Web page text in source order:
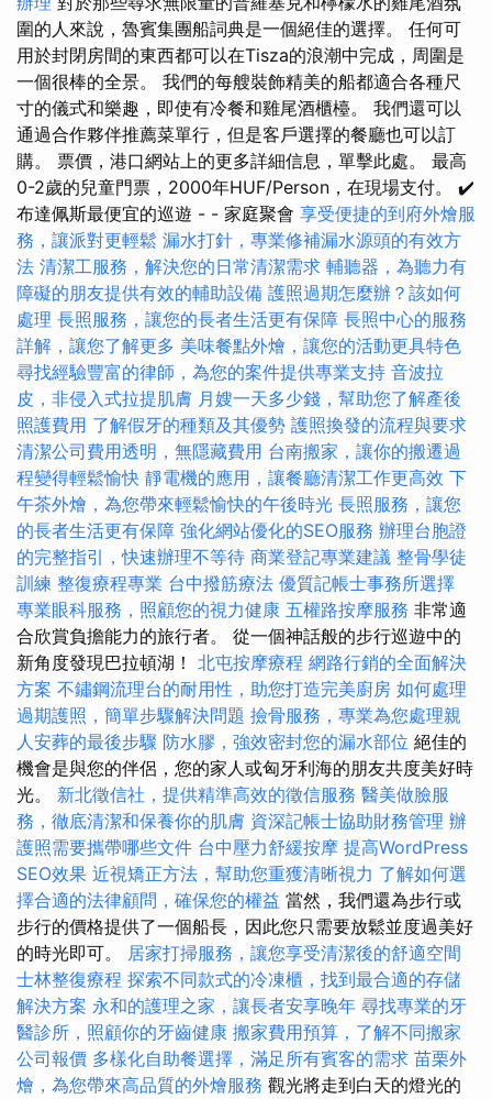
圍的人來說，魯賓集團船詞典是一個絕佳的選擇。 任何可
用於封閉房間的東西都可以在Tisza的浪潮中完成，周圍是
一個很棒的全景。 我們的每艘裝飾精美的船都適合各種尺
寸的儀式和樂趣，即使有冷餐和雞尾酒櫃檯。 我們還可以
通過合作夥伴推薦菜單行，但是客戶選擇的餐廳也可以訂
購。 票價，港口網站上的更多詳細信息，單擊此處。 最高
0-2歲的兒童門票，2000年HUF/Person，在現場支付。 ✔️
布達佩斯最便宜的巡遊 - - 家庭聚會 享受便捷的到府外燴服
務，讓派對更輕鬆 漏水打針，專業修補漏水源頭的有效方
法 清潔工服務，解決您的日常清潔需求 輔聽器，為聽力有
障礙的朋友提供有效的輔助設備 護照過期怎麼辦？該如何
處理 長照服務，讓您的長者生活更有保障 長照中心的服務
詳解，讓您了解更多 美味餐點外燴，讓您的活動更具特色
尋找經驗豐富的律師，為您的案件提供專業支持 音波拉
皮，非侵入式拉提肌膚 月嫂一天多少錢，幫助您了解產後
照護費用 了解假牙的種類及其優勢 護照換發的流程與要求
清潔公司費用透明，無隱藏費用 台南搬家，讓你的搬遷過
程變得輕鬆愉快 靜電機的應用，讓餐廳清潔工作更高效 下
午茶外燴，為您帶來輕鬆愉快的午後時光 長照服務，讓您
的長者生活更有保障 強化網站優化的SEO服務 辦理台胞證
的完整指引，快速辦理不等待 商業登記專業建議 整骨學徒
訓練 整復療程專業 台中撥筋療法 優質記帳士事務所選擇
專業眼科服務，照顧您的視力健康 五權路按摩服務 非常適
合欣賞負擔能力的旅行者。 從一個神話般的步行巡遊中的
新角度發現巴拉頓湖！ 北屯按摩療程 網路行銷的全面解決
方案 不鏽鋼流理台的耐用性，助您打造完美廚房 如何處理
過期護照，簡單步驟解決問題 撿骨服務，專業為您處理親
人安葬的最後步驟 防水膠，強效密封您的漏水部位 絕佳的
機會是與您的伴侶，您的家人或匈牙利海的朋友共度美好時
光。 新北徵信社，提供精準高效的徵信服務 醫美做臉服
務，徹底清潔和保養你的肌膚 資深記帳士協助財務管理 辦
護照需要攜帶哪些文件 台中壓力舒緩按摩 提高WordPress
SEO效果 近視矯正方法，幫助您重獲清晰視力 了解如何選
擇合適的法律顧問，確保您的權益 當然，我們還為步行或
步行的價格提供了一個船長，因此您只需要放鬆並度過美好
的時光即可。 居家打掃服務，讓您享受清潔後的舒適空間
士林整復療程 探索不同款式的冷凍櫃，找到最合適的存儲
解決方案 永和的護理之家，讓長者安享晚年 尋找專業的牙
醫診所，照顧你的牙齒健康 搬家費用預算，了解不同搬家
公司報價 多樣化自助餐選擇，滿足所有賓客的需求 苗栗外
燴，為您帶來高品質的外燴服務 觀光將走到白天的燈光的